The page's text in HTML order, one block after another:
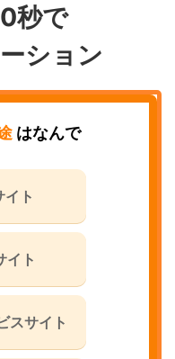
秒で
ション
はなんで
イト
イト
スサイト